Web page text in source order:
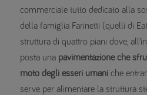
commerciale tutto dedicato alla
della famiglia Farinetti (quelli di
struttura di quattro piani dove,
posta una pavimentazione che
moto degli esseri umani che
serve per alimentare la struttura